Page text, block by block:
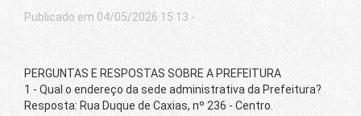
Publicado em 04/05/2026 15:13 -
PERGUNTAS E RESPOSTAS SOBRE A PREFEITURA
1 - Qual o endereço da sede administrativa da Prefeitura?
Resposta: Rua Duque de Caxias, nº 236 - Centro.